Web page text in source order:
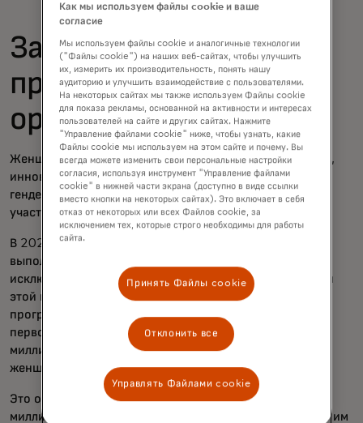
Защита женщин за
пределами нашей
организации
Женщины играют ключевую роль катализаторов роста,
инноваций и социальных изменений, а преодоление
гендерного цифрового разрыва позволит женщинам
участвовать и процветать в всё более цифровом мире.
В 2020 году мы достигли значительного рубежа,
выполнив наше обязательство ввести 500 миллионов
исключённых лиц в цифровую экономику. Мы достигли
этой цели благодаря более чем 350 инновационным
программам в 80 странах и с тех пор удвоили наши
первоначальные обязательства, стремясь охватить 1
миллиард человек к 2025 году, многие из которых —
женщины.
Это обязательство также включало поддержку 25
миллионов женщин-предпринимателей, чтобы помочь им
Как мы используем файлы cookie и ваше
согласие
Мы используем файлы cookie и аналогичные технологии
("Файлы cookie") на наших веб-сайтах, чтобы улучшить
их, измерить их производительность, понять нашу
аудиторию и улучшить взаимодействие с пользователями.
На некоторых сайтах мы также используем Файлы cookie
для показа рекламы, основанной на активности и интересах
пользователей на сайте и других сайтах. Нажмите
"Управление файлами cookie" ниже, чтобы узнать, какие
Файлы cookie мы используем на этом сайте и почему. Вы
всегда можете изменить свои персональные настройки
согласия, используя инструмент "Управление файлами
cookie" в нижней части экрана (доступно в виде ссылки
вместо кнопки на некоторых сайтах). Это включает в себя
отказ от некоторых или всех Файлов cookie, за
исключением тех, которые строго необходимы для работы
сайта.
Принять Файлы cookie
Отклонить все
Управлять Файлами cookie